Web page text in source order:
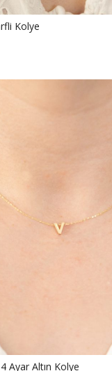
Kolye
Ayar Altın Kolye